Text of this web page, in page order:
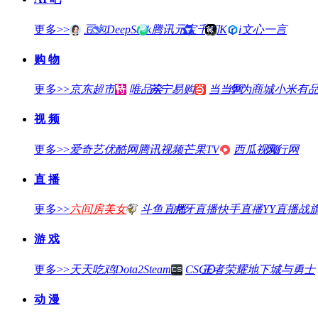
更多>> 豆包DeepSeek腾讯元宝千问Kimi文心一言
购 物
更多>>京东超市 唯品会苏宁易购 当当网华为商城小米有
视 频
更多>>爱奇艺优酷网腾讯视频芒果TV 西瓜视频风行网
直 播
更多>>六间房美女 斗鱼直播虎牙直播快手直播YY直播战
游 戏
更多>>天天吃鸡Dota2Steam CSGO王者荣耀地下城与勇士
动 漫